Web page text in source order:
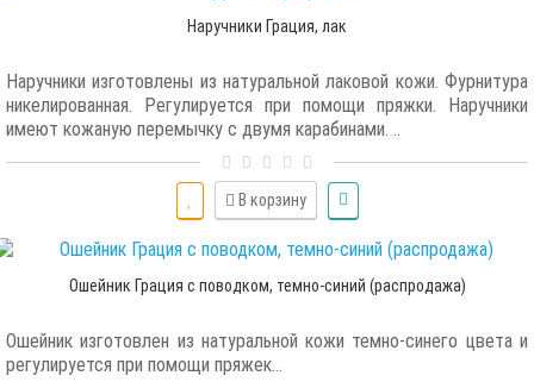
Наручники Грация, лак
Наручники изготовлены из натуральной лаковой кожи. Фурнитура
никелированная. Регулируется при помощи пряжки. Наручники
имеют кожаную перемычку с двумя карабинами. ..
В корзину
Ошейник Грация с поводком, темно-синий (распродажа)
Ошейник изготовлен из натуральной кожи темно-синего цвета и
регулируется при помощи пряжек...